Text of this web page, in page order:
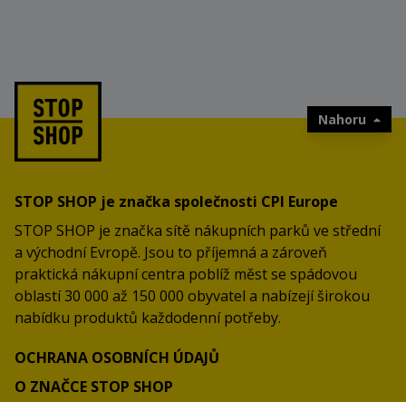
Nahoru
STOP SHOP je značka společnosti CPI Europe
STOP SHOP je značka sítě nákupních parků ve střední
a východní Evropě. Jsou to příjemná a zároveň
praktická nákupní centra poblíž měst se spádovou
oblastí 30 000 až 150 000 obyvatel a nabízejí širokou
nabídku produktů každodenní potřeby.
OCHRANA OSOBNÍCH ÚDAJŮ
O ZNAČCE STOP SHOP